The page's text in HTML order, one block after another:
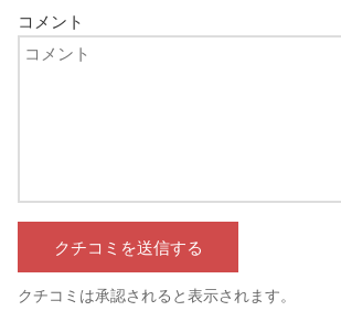
コメント
クチコミは承認されると表示されます。